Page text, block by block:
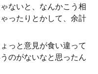
ないと、なんかこう相
ったりとかして、余計
っと意見が食い違って
のがないなと思ったん